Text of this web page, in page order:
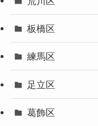
板橋区
練馬区
足立区
葛飾区